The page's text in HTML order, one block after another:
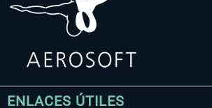
ENLACES ÚTILES